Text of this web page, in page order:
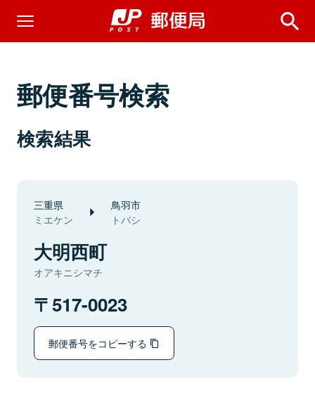
郵便番号検索
検索結果
三重県
ミエケン
鳥羽市
トバシ
大明西町
オアキニシマチ
517-0023
郵便番号をコピーする